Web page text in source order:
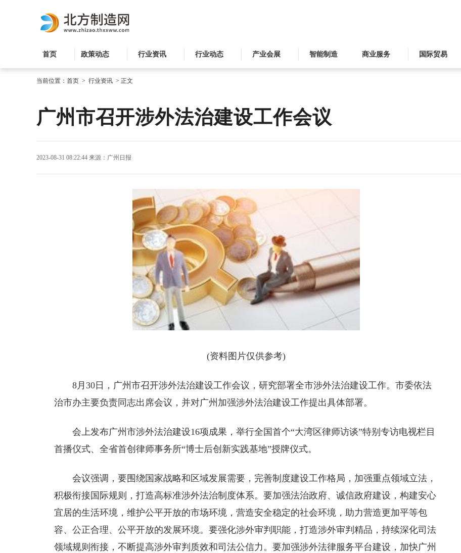
首页 政策动态 行业资讯 行业动态 产业会展 智能制造 商业服务 国际贸易
当前位置： 首页 > 行业资讯 > 正文
广州市召开涉外法治建设工作会议
2023-08-31 08:22:44 来源：广州日报
(资料图片仅供参考)
8月30日，广州市召开涉外法治建设工作会议，研究部署全市涉外法治建设工作。市委依法
治市办主要负责同志出席会议，并对广州加强涉外法治建设工作提出具体部署。
会上发布广州市涉外法治建设16项成果，举行全国首个“大湾区律师访谈”特别专访电视栏目
首播仪式、全省首创律师事务所“博士后创新实践基地”授牌仪式。
会议强调，要围绕国家战略和区域发展需要，完善制度建设工作格局，加强重点领域立法，
积极衔接国际规则，打造高标准涉外法治制度体系。要加强法治政府、诚信政府建设，构建安心
宜居的生活环境，维护公平开放的市场环境，营造安全稳定的社会环境，助力营造更加平等包
容、公正合理、公平开放的发展环境。要强化涉外审判职能，打造涉外审判精品，持续深化司法
领域规则衔接，不断提高涉外审判质效和司法公信力。要加强涉外法律服务平台建设，加快广州